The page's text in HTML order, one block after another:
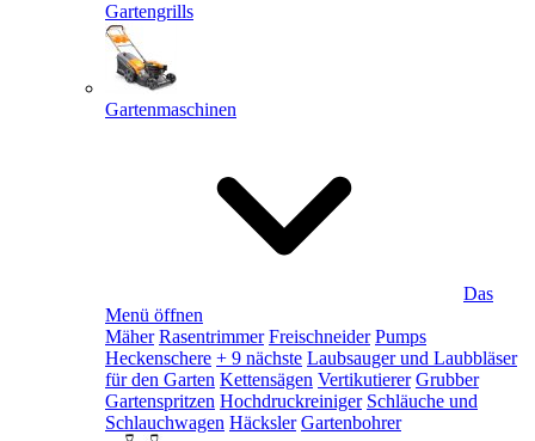
Gartengrills
Gartenmaschinen
Das
Menü öffnen
Mäher Rasentrimmer Freischneider Pumps
Heckenschere + 9 nächste Laubsauger und Laubbläser
für den Garten Kettensägen Vertikutierer Grubber
Gartenspritzen Hochdruckreiniger Schläuche und
Schlauchwagen Häcksler Gartenbohrer